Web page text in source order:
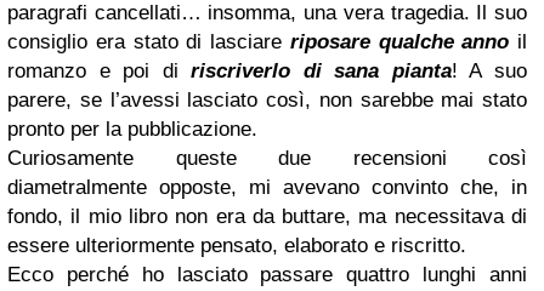
paragrafi cancellati… insomma, una vera tragedia. Il suo
consiglio era stato di lasciare riposare qualche anno il
romanzo e poi diriscriverlo di sana pianta! A suo
parere, se l’avessi lasciato così, non sarebbe mai stato
pronto per la pubblicazione.
Curiosamente queste due recensioni così
diametralmente opposte, mi avevano convinto che, in
fondo, il mio libro non era da buttare, ma necessitava di
essere ulteriormente pensato, elaborato e riscritto.
Ecco perché ho lasciato passare quattro lunghi anni